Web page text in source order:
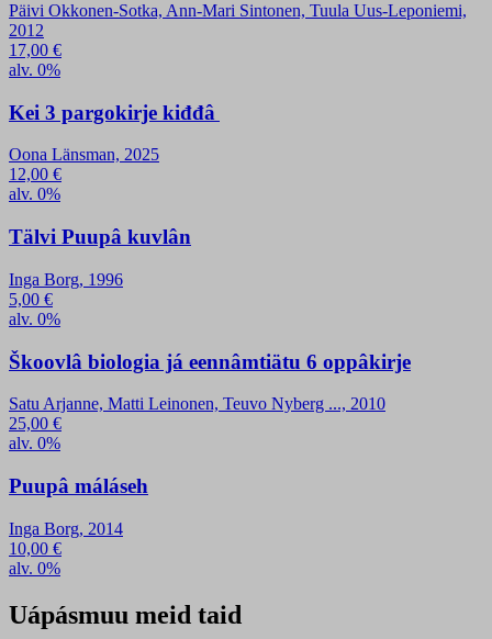
Päivi Okkonen-Sotka, Ann-Mari Sintonen, Tuula Uus-Leponiemi,
2012
17,00 €
alv. 0%
Kei 3 pargokirje kiđđâ
Oona Länsman, 2025
12,00 €
alv. 0%
Tälvi Puupâ kuvlân
Inga Borg, 1996
5,00 €
alv. 0%
Škoovlâ biologia já eennâmtiätu 6 oppâkirje
Satu Arjanne, Matti Leinonen, Teuvo Nyberg ..., 2010
25,00 €
alv. 0%
Puupâ máláseh
Inga Borg, 2014
10,00 €
alv. 0%
Uápásmuu meid taid